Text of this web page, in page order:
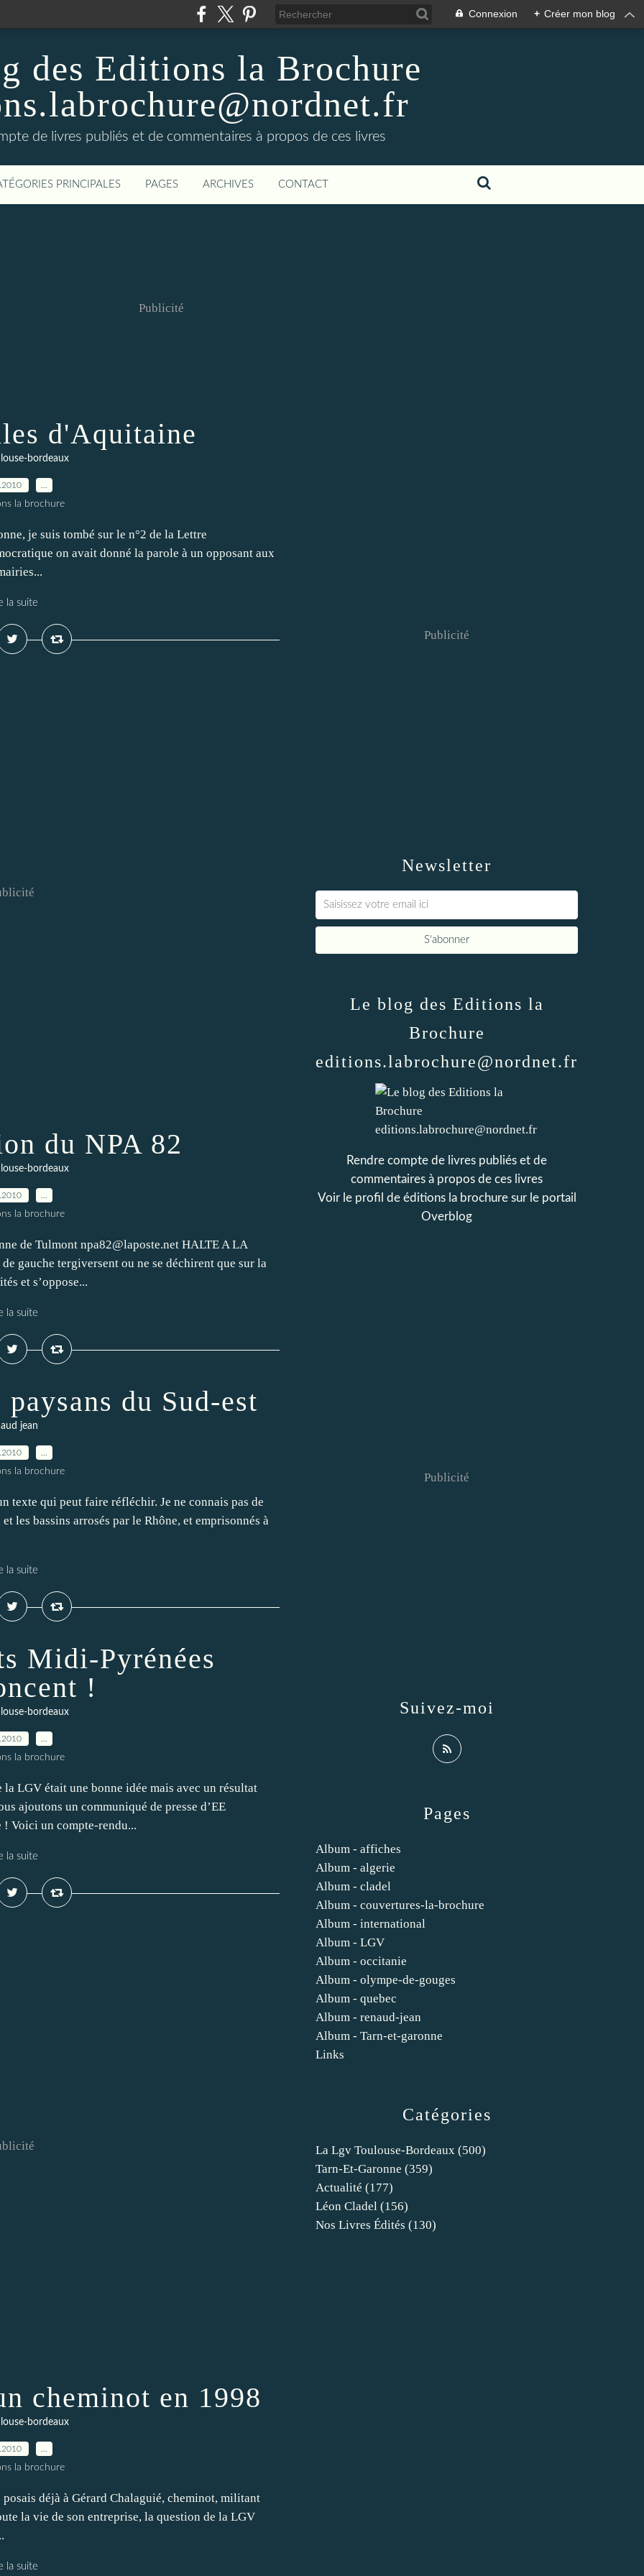
Connexion + Créer mon blog
des Editions la Brochure
de livres publiés et de commentaires à propos de ces livres
PRINCIPALES PAGES ARCHIVES CONTACT
Publicité
d'Aquitaine
bordeaux
la brochure
je suis tombé sur le n°2 de la Lettre
on avait donné la parole à un opposant aux
la suite
du NPA 82
bordeaux
la brochure
de Tulmont npa82@laposte.net HALTE A LA
gauche tergiversent ou ne se déchirent que sur la
et s’oppose...
la suite
du Sud-est
jean
la brochure
texte qui peut faire réfléchir. Je ne connais pas de
les bassins arrosés par le Rhône, et emprisonnés à
la suite
Midi-Pyrénées
!
bordeaux
la brochure
LGV était une bonne idée mais avec un résultat
ajoutons un communiqué de presse d’EE
Voici un compte-rendu...
la suite
cheminot en 1998
bordeaux
la brochure
déjà à Gérard Chalaguié, cheminot, militant
la vie de son entreprise, la question de la LGV
la suite
Newsletter
Publicité
Catégories
La Lgv Toulouse-Bordeaux (500)
Tarn-Et-Garonne (359)
Actualité (177)
Léon Cladel (156)
Nos Livres Édités (130)
Pages
Album - affiches
Album - algerie
Album - cladel
Album - couvertures-la-brochure
Album - international
Album - LGV
Album - occitanie
Album - olympe-de-gouges
Album - quebec
Album - renaud-jean
Album - Tarn-et-garonne
Links
Le blog des Editions la
Brochure
editions.labrochure@nordnet.fr
Rendre compte de livres publiés et de
commentaires à propos de ces livres
Voir le profil de éditions la brochuresur le portail
Overblog
Suivez-moi
Publicité